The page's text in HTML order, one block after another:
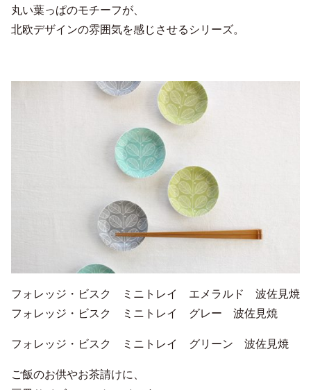
丸い葉っぱのモチーフが、
北欧デザインの雰囲気を感じさせるシリーズ。
フォレッジ・ビスク ミニトレイ エメラルド 波佐見焼
フォレッジ・ビスク ミニトレイ グレー 波佐見焼
フォレッジ・ビスク ミニトレイ グリーン 波佐見焼
ご飯のお供やお茶請けに、